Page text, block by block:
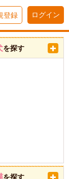
登録 ログイン
を探す
を探す